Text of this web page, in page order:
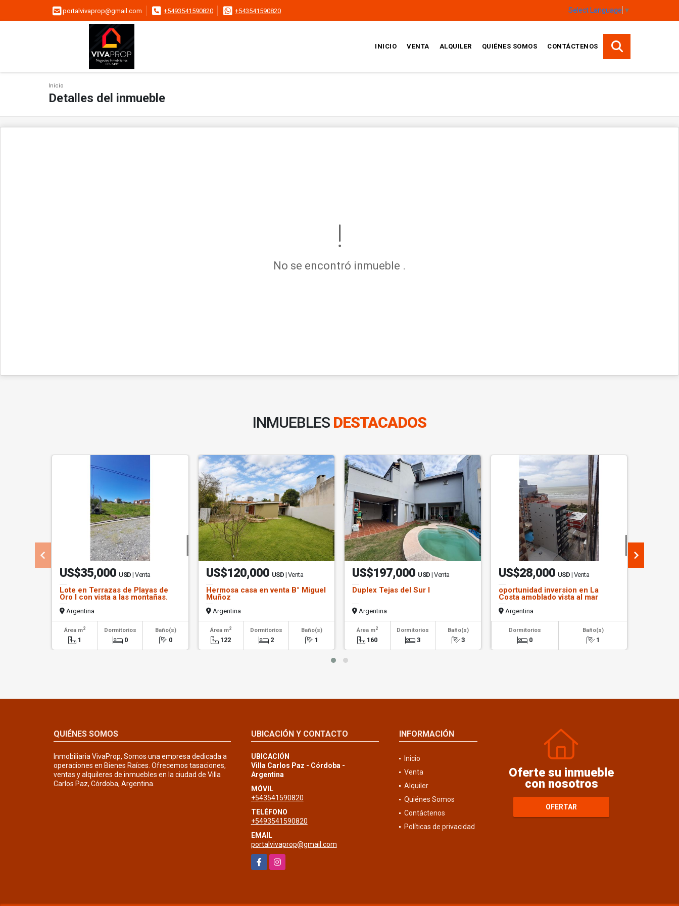
portalvivaprop@gmail.com +5493541590820 +543541590820 Select Language ▼
INICIO VENTA ALQUILER QUIÉNES SOMOS CONTÁCTENOS
Inicio
Detalles del inmueble
No se encontró inmueble .
INMUEBLES DESTACADOS
US$35,000 USD | Venta
Lote en Terrazas de Playas de
Oro I con vista a las montañas.
Argentina
Área m2
1
Dormitorios
0
Baño(s)
0
US$120,000 USD | Venta
Hermosa casa en venta B° Miguel
Muñoz
Argentina
Área m2
122
Dormitorios
2
Baño(s)
1
US$197,000 USD | Venta
Duplex Tejas del Sur I
Argentina
Área m2
160
Dormitorios
3
Baño(s)
3
US$28,000 USD | Venta
oportunidad inversion en La
Costa amoblado vista al mar
Argentina
Dormitorios
0
Baño(s)
1
QUIÉNES SOMOS
Inmobiliaria VivaProp, Somos una empresa dedicada a
operaciones en Bienes Raíces. Ofrecemos tasaciones,
ventas y alquileres de inmuebles en la ciudad de Villa
Carlos Paz, Córdoba, Argentina.
UBICACIÓN Y CONTACTO
UBICACIÓN
Villa Carlos Paz - Córdoba -
Argentina
MÓVIL
+543541590820
TELÉFONO
+5493541590820
EMAIL
portalvivaprop@gmail.com
FacebookInstagram
INFORMACIÓN
Inicio
Venta
Alquiler
Quiénes Somos
Contáctenos
Políticas de privacidad
Oferte su inmueble
con nosotros
OFERTAR